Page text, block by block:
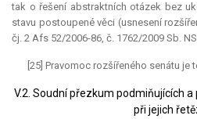
tak o řešení abstraktních otázek bez
stavu postoupené věci (usnesení
čj. 2 Afs 52/2006-86, č. 1762/2009 Sb.
[25] Pravomoc rozšířeného senátu je
V.2. Soudní přezkum podmiňujících
při jejich